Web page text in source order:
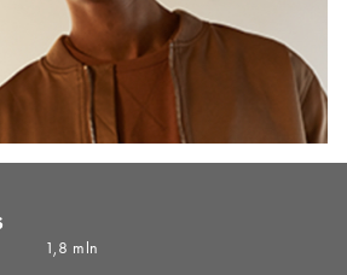
1,8 mln